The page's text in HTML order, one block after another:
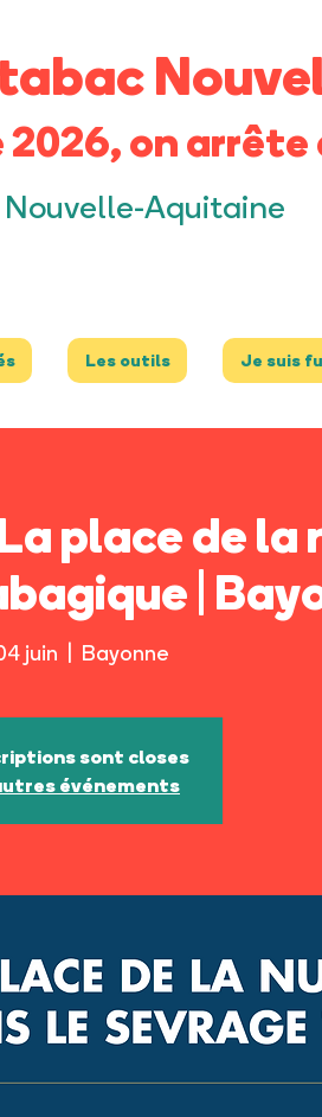
on arrête
Aquitaine
Les outils Je suis
place de
|
juin Bayonne
sont closes
événements